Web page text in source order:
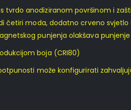
anodiziranom površinom i
četiri moda, dodatno crveno
punjenja olakšava punjenje
boja (CRI80)
može konfigurirati